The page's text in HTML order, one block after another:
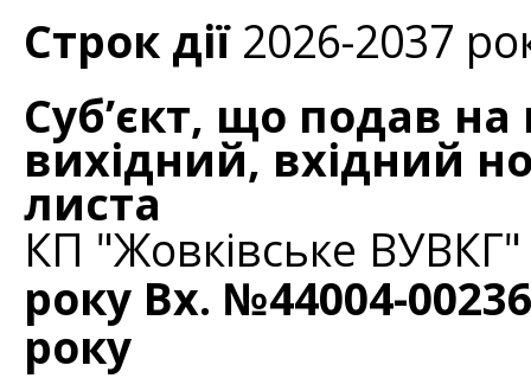
Строк дії2026-2037
Суб’єкт, що подав
вихідний, вхідний
листа
КП "Жовківське ВУВКГ"
року Вх. №44004-
року